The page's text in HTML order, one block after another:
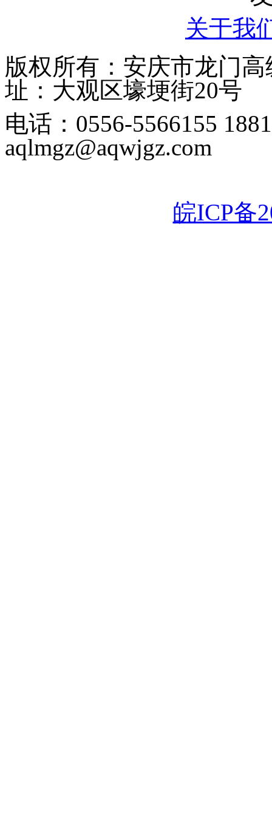
关于我
版权所有：安庆市龙门
址：大观区壕埂街20号
电话：0556-5566155
aqlmgz@aqwjgz.com
皖ICP备